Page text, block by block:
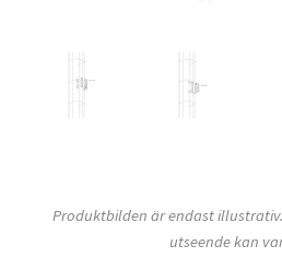
Produktbilden är endast
utseende kan